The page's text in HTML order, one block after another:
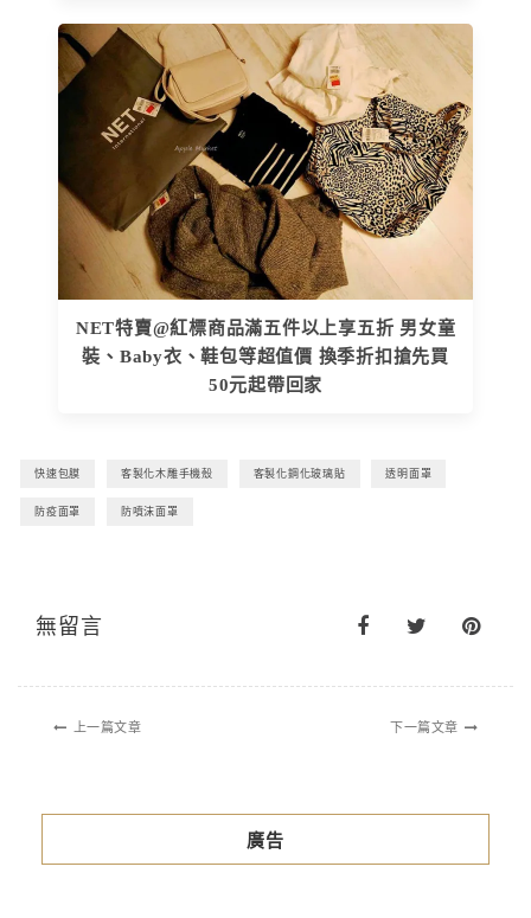
NET特賣@紅標商品滿五件以上享五折 男女童
裝、Baby衣、鞋包等超值價 換季折扣搶先買
50元起帶回家
快速包膜 客製化木雕手機殼 客製化鋼化玻璃貼 透明面罩
防疫面罩 防噴沫面罩
無留言
上一篇文章 下一篇文章
廣告